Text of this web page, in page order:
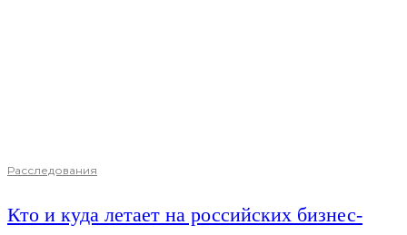
Расследования
Кто и куда летает на российских бизнес-